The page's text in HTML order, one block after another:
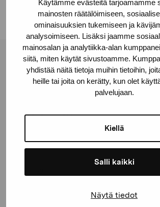
Käytämme evästeitä tarjoamamme
mainosten räätälöimiseen,
ominaisuuksien tukemiseen ja
analysoimiseen. Lisäksi jaamme
mainosalan ja analytiikka-alan
siitä, miten käytät sivustoamme.
yhdistää näitä tietoja muihin tietoihin,
heille tai joita on kerätty, kun olet
palvelujaan.
Kiellä
Salli kaikki
Näytä tiedot
Pro Artibus -säätiö
Kustaa Vaasan katu 11
10600 Tammisaari
+358 (0)50 371 6339